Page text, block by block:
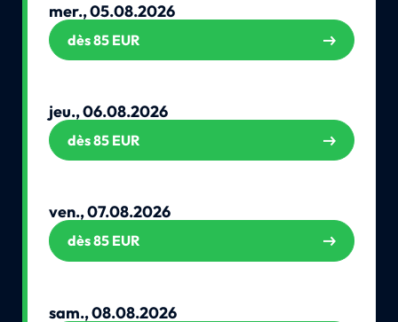
mer., 05.08.2026
dès 85 EUR
jeu., 06.08.2026
dès 85 EUR
ven., 07.08.2026
dès 85 EUR
sam., 08.08.2026